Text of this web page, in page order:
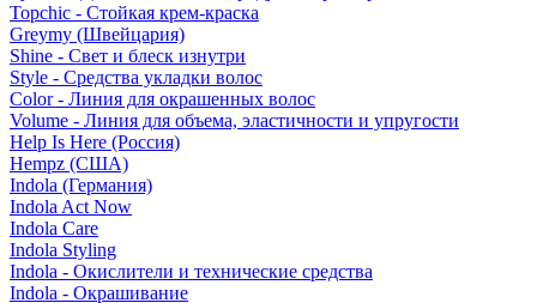
Topchic - Стойкая крем-краска
Greymy (Швейцария)
Shine - Свет и блеск изнутри
Style - Средства укладки волос
Color - Линия для окрашенных волос
Volume - Линия для объема, эластичности и упругости
Help Is Here (Россия)
Hempz (США)
Indola (Германия)
Indola Act Now
Indola Care
Indola Styling
Indola - Окислители и технические средства
Indola - Окрашивание